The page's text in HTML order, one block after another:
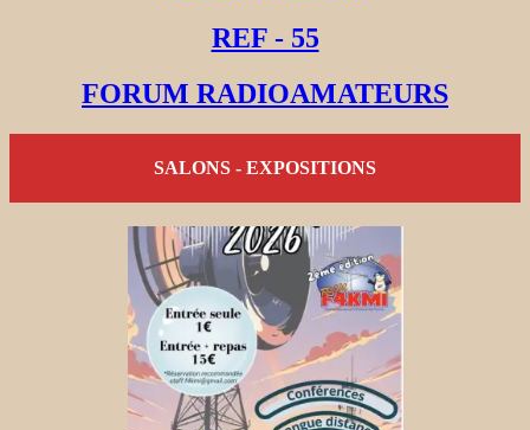
REF - 55
FORUM RADIOAMATEURS
SALONS - EXPOSITIONS